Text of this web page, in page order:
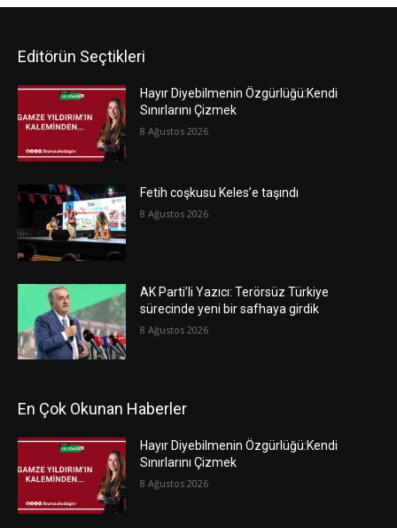
Editörün Seçtikleri
Hayır Diyebilmenin Özgürlüğü:Kendi
Sınırlarını Çizmek
8 Ağustos 2026
Fetih coşkusu Keles’e taşındı
8 Ağustos 2026
AK Parti’li Yazıcı: Terörsüz Türkiye
sürecinde yeni bir safhaya girdik
8 Ağustos 2026
En Çok Okunan Haberler
Hayır Diyebilmenin Özgürlüğü:Kendi
Sınırlarını Çizmek
8 Ağustos 2026